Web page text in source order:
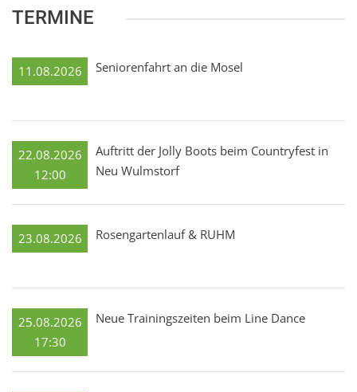
TERMINE
11.08.2026 Seniorenfahrt an die Mosel
22.08.2026
12:00
Auftritt der Jolly Boots beim Countryfest in
Neu Wulmstorf
23.08.2026 Rosengartenlauf & RUHM
25.08.2026
17:30
Neue Trainingszeiten beim Line Dance